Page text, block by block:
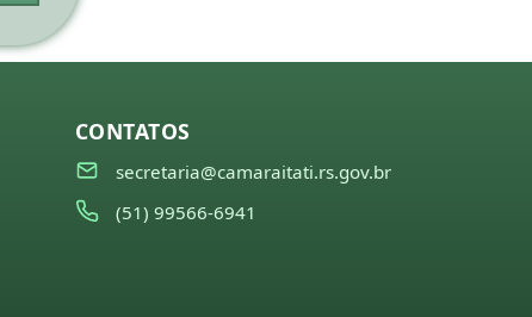
CONTATOS
secretaria@camaraitati.rs.gov.br
(51) 99566-6941